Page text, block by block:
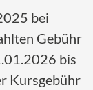
bei
Gebühr
bis
Kursgebühr